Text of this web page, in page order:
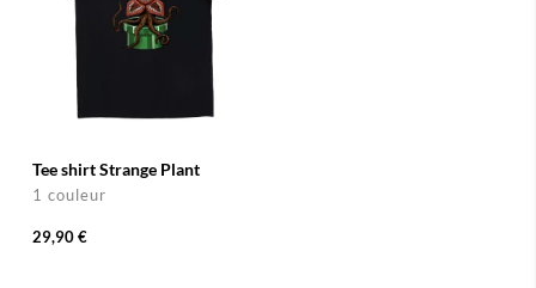
Tee shirt Strange Plant
1 couleur
29,90 €